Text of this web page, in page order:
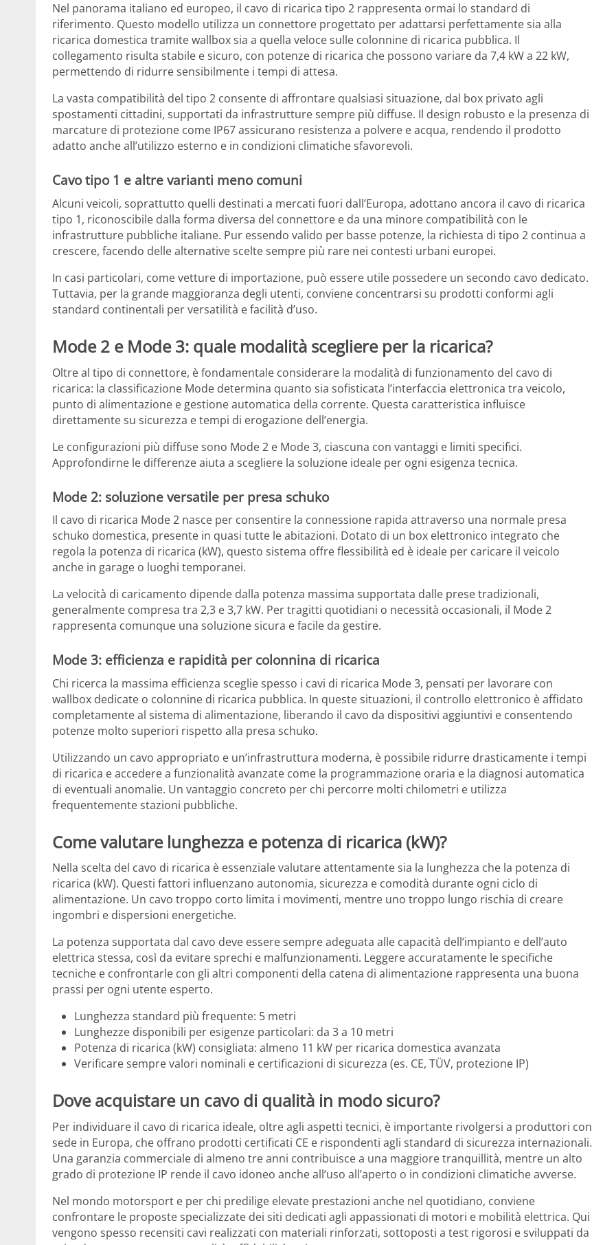
Nel panorama italiano ed europeo, il cavo di ricarica tipo 2 rappresenta ormai lo standard di
riferimento. Questo modello utilizza un connettore progettato per adattarsi perfettamente sia alla
ricarica domestica tramite wallbox sia a quella veloce sulle colonnine di ricarica pubblica. Il
collegamento risulta stabile e sicuro, con potenze di ricarica che possono variare da 7,4 kW a 22 kW,
permettendo di ridurre sensibilmente i tempi di attesa.
La vasta compatibilità del tipo 2 consente di affrontare qualsiasi situazione, dal box privato agli
spostamenti cittadini, supportati da infrastrutture sempre più diffuse. Il design robusto e la presenza di
marcature di protezione come IP67 assicurano resistenza a polvere e acqua, rendendo il prodotto
adatto anche all’utilizzo esterno e in condizioni climatiche sfavorevoli.
Cavo tipo 1 e altre varianti meno comuni
Alcuni veicoli, soprattutto quelli destinati a mercati fuori dall’Europa, adottano ancora il cavo di ricarica
tipo 1, riconoscibile dalla forma diversa del connettore e da una minore compatibilità con le
infrastrutture pubbliche italiane. Pur essendo valido per basse potenze, la richiesta di tipo 2 continua a
crescere, facendo delle alternative scelte sempre più rare nei contesti urbani europei.
In casi particolari, come vetture di importazione, può essere utile possedere un secondo cavo dedicato.
Tuttavia, per la grande maggioranza degli utenti, conviene concentrarsi su prodotti conformi agli
standard continentali per versatilità e facilità d’uso.
Mode 2 e Mode 3: quale modalità scegliere per la ricarica?
Oltre al tipo di connettore, è fondamentale considerare la modalità di funzionamento del cavo di
ricarica: la classificazione Mode determina quanto sia sofisticata l’interfaccia elettronica tra veicolo,
punto di alimentazione e gestione automatica della corrente. Questa caratteristica influisce
direttamente su sicurezza e tempi di erogazione dell’energia.
Le configurazioni più diffuse sono Mode 2 e Mode 3, ciascuna con vantaggi e limiti specifici.
Approfondirne le differenze aiuta a scegliere la soluzione ideale per ogni esigenza tecnica.
Mode 2: soluzione versatile per presa schuko
Il cavo di ricarica Mode 2 nasce per consentire la connessione rapida attraverso una normale presa
schuko domestica, presente in quasi tutte le abitazioni. Dotato di un box elettronico integrato che
regola la potenza di ricarica (kW), questo sistema offre flessibilità ed è ideale per caricare il veicolo
anche in garage o luoghi temporanei.
La velocità di caricamento dipende dalla potenza massima supportata dalle prese tradizionali,
generalmente compresa tra 2,3 e 3,7 kW. Per tragitti quotidiani o necessità occasionali, il Mode 2
rappresenta comunque una soluzione sicura e facile da gestire.
Mode 3: efficienza e rapidità per colonnina di ricarica
Chi ricerca la massima efficienza sceglie spesso i cavi di ricarica Mode 3, pensati per lavorare con
wallbox dedicate o colonnine di ricarica pubblica. In queste situazioni, il controllo elettronico è affidato
completamente al sistema di alimentazione, liberando il cavo da dispositivi aggiuntivi e consentendo
potenze molto superiori rispetto alla presa schuko.
Utilizzando un cavo appropriato e un’infrastruttura moderna, è possibile ridurre drasticamente i tempi
di ricarica e accedere a funzionalità avanzate come la programmazione oraria e la diagnosi automatica
di eventuali anomalie. Un vantaggio concreto per chi percorre molti chilometri e utilizza
frequentemente stazioni pubbliche.
Come valutare lunghezza e potenza di ricarica (kW)?
Nella scelta del cavo di ricarica è essenziale valutare attentamente sia la lunghezza che la potenza di
ricarica (kW). Questi fattori influenzano autonomia, sicurezza e comodità durante ogni ciclo di
alimentazione. Un cavo troppo corto limita i movimenti, mentre uno troppo lungo rischia di creare
ingombri e dispersioni energetiche.
La potenza supportata dal cavo deve essere sempre adeguata alle capacità dell’impianto e dell’auto
elettrica stessa, così da evitare sprechi e malfunzionamenti. Leggere accuratamente le specifiche
tecniche e confrontarle con gli altri componenti della catena di alimentazione rappresenta una buona
prassi per ogni utente esperto.
Lunghezza standard più frequente: 5 metri
Lunghezze disponibili per esigenze particolari: da 3 a 10 metri
Potenza di ricarica (kW) consigliata: almeno 11 kW per ricarica domestica avanzata
Verificare sempre valori nominali e certificazioni di sicurezza (es. CE, TÜV, protezione IP)
Dove acquistare un cavo di qualità in modo sicuro?
Per individuare il cavo di ricarica ideale, oltre agli aspetti tecnici, è importante rivolgersi a produttori con
sede in Europa, che offrano prodotti certificati CE e rispondenti agli standard di sicurezza internazionali.
Una garanzia commerciale di almeno tre anni contribuisce a una maggiore tranquillità, mentre un alto
grado di protezione IP rende il cavo idoneo anche all’uso all’aperto o in condizioni climatiche avverse.
Nel mondo motorsport e per chi predilige elevate prestazioni anche nel quotidiano, conviene
confrontare le proposte specializzate dei siti dedicati agli appassionati di motori e mobilità elettrica. Qui
vengono spesso recensiti cavi realizzati con materiali rinforzati, sottoposti a test rigorosi e sviluppati da